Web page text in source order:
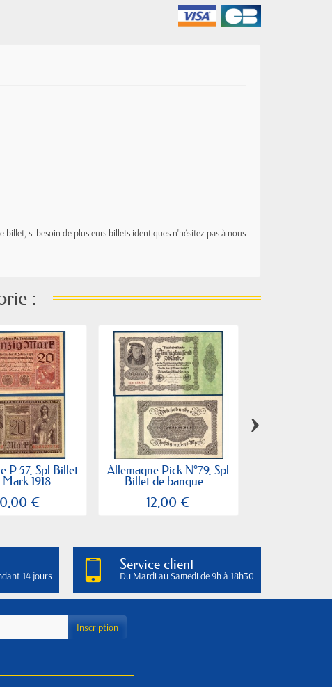
si besoin de plusieurs billets identiques n'hésitez pas à nous
:
P.57, Spl Billet
1918...
€
Allemagne Pick N°79, Spl
Billet de banque...
12,00 €
›
14 jours
Service client
Du Mardi au Samedi de 9h à 18h30